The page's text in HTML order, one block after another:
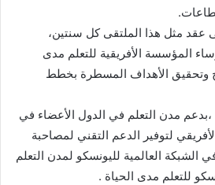
عقد مثل هذا الملتقى كل سنتين،
المؤسسة الأفريقية للتعلم مدى
وتحقيق الأهداف المسطرة بخطط
مدن التعلم في الدول الأعضاء في
لتوفير الدعم التقني لمصاحبة
الشبكة العالمية لليونسكو لمدن التعلم
للتعلم مدى الحياة .